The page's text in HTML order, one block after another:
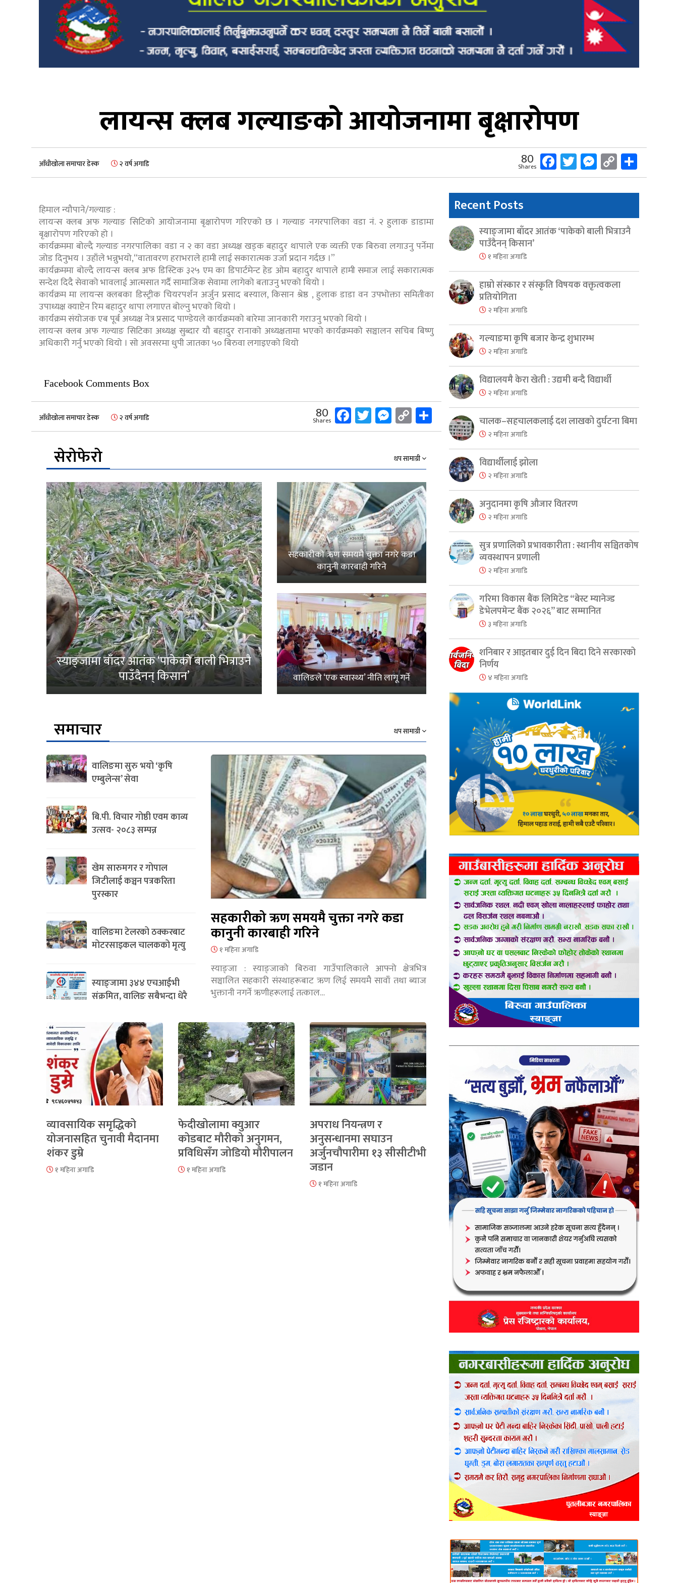
लायन्स क्लब गल्याङको आयोजनामा बृक्षारोपण
आँधीखोला समाचार डेस्क २ वर्ष अगाडि 80
Shares Facebook
Twitter
Messenger
Copy
Link
हिमाल न्यौपाने/गल्याङ :
लायन्स क्लब अफ गल्याङ सिटिको आयोजनामा बृक्षारोपण गरिएको छ । गल्याङ नगरपालिका वडा नं. २ हुलाक डाडामा
बृक्षारोपण गरिएको हो ।
कार्यक्रममा बोल्दै गल्याङ नगरपालिका वडा न २ का वडा अध्यक्ष खड्क बहादुर थापाले एक व्यक्ती एक बिरुवा लगाउनु पर्नेमा
जोड दिनुभय । उहाँले भन्नुभयो,“वातावरण हराभराले हामी लाई सकारात्मक उर्जा प्रदान गर्दछ ।”
कार्यक्रममा बोल्दै लायन्स क्लब अफ डिस्टिक ३२५ एम का डिपार्टमेन्ट हेड ओम बहादुर थापाले हामी समाज लाई सकारात्मक
सन्देश दिदै सेवाको भावलाई आत्मसात गर्दै सामाजिक सेवामा लागेको बताउनु भएको थियो ।
कार्यक्रम मा लायन्स क्लबका डिस्ट्रीक चियरपर्शन अर्जुन प्रसाद बस्याल, किसान श्रेष्ठ , हुलाक डाडा वन उपभोक्ता समितीका
उपाध्यक्ष क्याप्टेन रिम बहादुर थापा लगाएत बोल्नु भएको थियो ।
कार्यक्रम संयोजक एब पूर्ब अध्यक्ष नेत्र प्रसाद पाण्डेयले कार्यक्रमको बारेमा जानकारी गराउनु भएको थियो ।
लायन्स क्लब अफ गल्याङ सिटिका अध्यक्ष सुब्दार यौ बहादुर रानाको अध्यक्षतामा भएको कार्यक्रमको सञ्चालन सचिब बिष्णु
अधिकारी गर्नु भएको थियो । सो अवसरमा धुपी जातका ५० बिरुवा लगाइएको थियो
Facebook Comments Box
आँधीखोला समाचार डेस्क २ वर्ष अगाडि 80
Shares Facebook
Twitter
Messenger
Copy
Link
Share
सेरोफेरो
थप सामाग्री
स्याङ्जामा बाँदर आतंक ‘पाकेको बाली भित्राउनै
पाउँदैनन् किसान’
सहकारीको ऋण समयमै चुक्ता नगरे कडा
कानुनी कारबाही गरिने
वालिङले ‘एक स्वास्थ्य’ नीति लागू गर्ने
समाचार थप सामाग्री
वालिङमा सुरु भयो ‘कृषि
एम्बुलेन्स’ सेवा
बि.पी. विचार गोष्ठी एवम काव्य
उत्सव- २०८३ सम्पन्न
खेम सारुमगर र गोपाल
जिटीलाई कञ्चन पत्रकरिता
पुरस्कार
वालिङमा टेलरको ठक्करबाट
मोटरसाइकल चालकको मृत्यु
स्याङ्जामा ३४४ एचआईभी
संक्रमित, वालिङ सबैभन्दा धेरै
सहकारीको ऋण समयमै चुक्ता नगरे कडा
कानुनी कारबाही गरिने
१ महिना अगाडि
स्याङ्जा : स्याङ्जाको बिरुवा गाउँपालिकाले आफ्नो क्षेत्रभित्र
सञ्चालित सहकारी संस्थाहरूबाट ऋण लिई समयमै सावाँ तथा ब्याज
भुक्तानी नगर्ने ऋणीहरूलाई तत्काल…
व्यावसायिक समृद्धिको
योजनासहित चुनावी मैदानमा
शंकर डुम्रे
१ महिना अगाडि
फेदीखोलामा क्युआर
कोडबाट मौरीको अनुगमन,
प्रविधिसँग जोडियो मौरीपालन
१ महिना अगाडि
अपराध नियन्त्रण र
अनुसन्धानमा सघाउन
अर्जुनचौपारीमा १३ सीसीटीभी
जडान
१ महिना अगाडि
Recent Posts
स्याङ्जामा बाँदर आतंक ‘पाकेको बाली भित्राउनै
पाउँदैनन् किसान’
१ महिना अगाडि
हाम्रो संस्कार र संस्कृति विषयक वक्तृत्वकला
प्रतियोगिता
२ महिना अगाडि
गल्याङमा कृषि बजार केन्द्र शुभारम्भ
२ महिना अगाडि
विद्यालयमै केरा खेती : उद्यमी बन्दै विद्यार्थी
२ महिना अगाडि
चालक–सहचालकलाई दश लाखको दुर्घटना बिमा
२ महिना अगाडि
विद्यार्थीलाई झोला
२ महिना अगाडि
अनुदानमा कृषि औजार वितरण
२ महिना अगाडि
सुत्र प्रणालिको प्रभावकारीता : स्थानीय सञ्चितकोष
व्यवस्थापन प्रणाली
२ महिना अगाडि
गरिमा विकास बैंक लिमिटेड “बेस्ट म्यानेज्ड
डेभेलपमेन्ट बैंक २०२६” बाट सम्मानित
३ महिना अगाडि
शनिबार र आइतबार दुई दिन बिदा दिने सरकारको
निर्णय
४ महिना अगाडि